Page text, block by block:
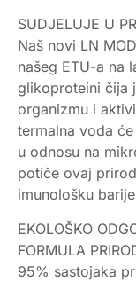
SUDJELUJE U
Naš novi LN
našeg ETU-a na
glikoproteini čija
organizmu i
termalna voda
u odnosu na
potiče ovaj
imunološku
EKOLOŠKO
FORMULA
95% sastojaka